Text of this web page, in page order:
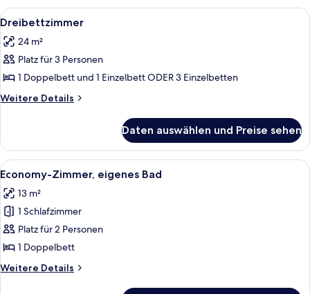
Alle
Fotos
für
Dreibettzimmer
anzeigen
Ein modernes Hotelzimmer mit Bett,
6
Dreibettzimmer
24 m²
Platz für 3 Personen
1 Doppelbett und 1 Einzelbett ODER 3 Einzelbetten
Weitere Details
Weitere
Daten auswählen und Preise sehen
Alle
Fotos
für
Economy-
Zimmer,
eigenes
Bad
anzeigen
Ein modernes Hotelzimmer mit
6
Economy-Zimmer, eigenes Bad
13 m²
1 Schlafzimmer
Platz für 2 Personen
1 Doppelbett
Weitere Details
Weitere